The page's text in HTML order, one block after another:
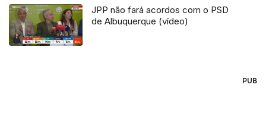
JPP não fará acordos com o PSD
de Albuquerque (vídeo)
PUB